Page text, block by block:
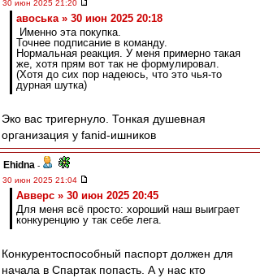
30 июн 2025 21:20
авоська » 30 июн 2025 20:18
Именно эта покупка.
Точнее подписание в команду.
Нормальная реакция. У меня примерно такая
же, хотя прям вот так не формулировал.
(Хотя до сих пор надеюсь, что это чья-то
дурная шутка)
Эко вас тригернуло. Тонкая душевная
организация у fanid-ишников
Ehidna -
30 июн 2025 21:04
Авверс » 30 июн 2025 20:45
Для меня всё просто: хороший наш выиграет
конкуренцию у так себе лега.
Конкурентоспособный паспорт должен для
начала в Спартак попасть. А у нас кто